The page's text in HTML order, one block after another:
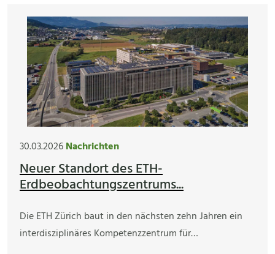
30.03.2026Nachrichten
Neuer Standort des ETH-
Erdbeobachtungszentrums...
Die ETH Zürich baut in den nächsten zehn Jahren ein
interdisziplinäres Kompetenzzentrum für…